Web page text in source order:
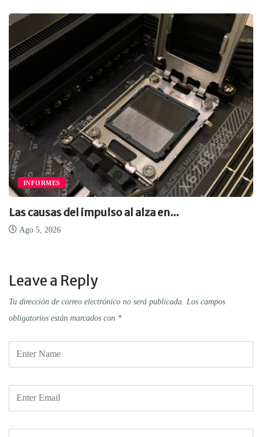
INFORMES
Las causas del impulso al alza en...
Ago 5, 2026
Leave a Reply
Tu dirección de correo electrónico no será publicada. Los campos
obligatorios están marcados con *